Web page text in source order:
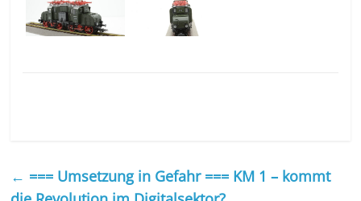
← === Umsetzung in Gefahr === KM 1 – kommt